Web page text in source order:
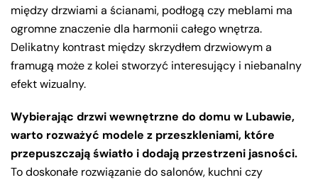
między drzwiami a ścianami, podłogą czy meblami ma
ogromne znaczenie dla harmonii całego wnętrza.
Delikatny kontrast między skrzydłem drzwiowym a
framugą może z kolei stworzyć interesujący i niebanalny
efekt wizualny.
Wybierając drzwi wewnętrzne do domu w Lubawie,
warto rozważyć modele z przeszkleniami, które
przepuszczają światło i dodają przestrzeni jasności.
To doskonałe rozwiązanie do salonów, kuchni czy